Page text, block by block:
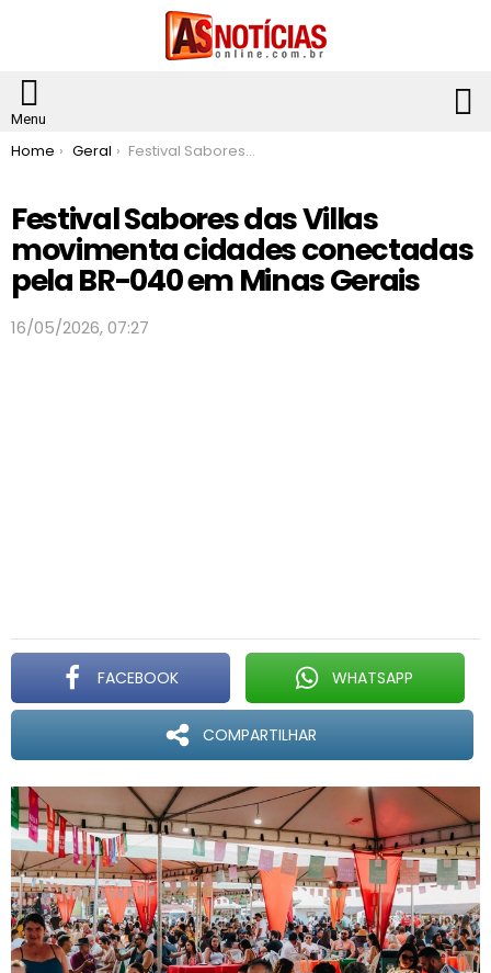
Menu
You are here:
Home Geral Festival Sabores das Villas movimenta cidades conectadas pela BR-040 em Minas Gerais
Festival Sabores das Villas
movimenta cidades conectadas
pela BR-040 em Minas Gerais
16/05/2026, 07:27
FACEBOOK WHATSAPP
COMPARTILHAR